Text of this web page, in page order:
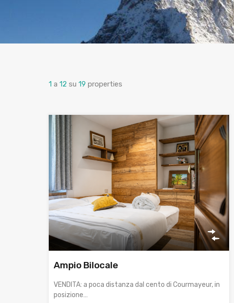
1 a 12 su 19 properties
Ampio Bilocale
VENDITA: a poca distanza dal cento di Courmayeur, in
posizione…